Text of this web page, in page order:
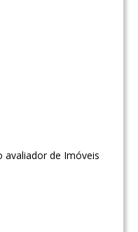
avaliador de Imóveis